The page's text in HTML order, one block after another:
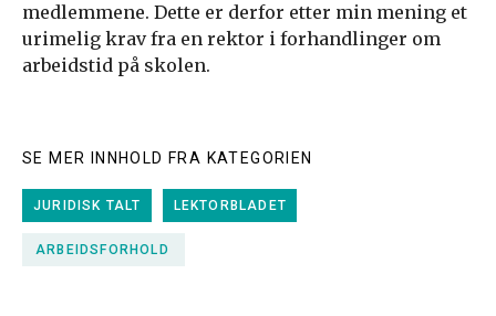
medlemmene. Dette er derfor etter min mening et
urimelig krav fra en rektor i forhandlinger om
arbeidstid på skolen.
SE MER INNHOLD FRA KATEGORIEN
JURIDISK TALT LEKTORBLADET
ARBEIDSFORHOLD